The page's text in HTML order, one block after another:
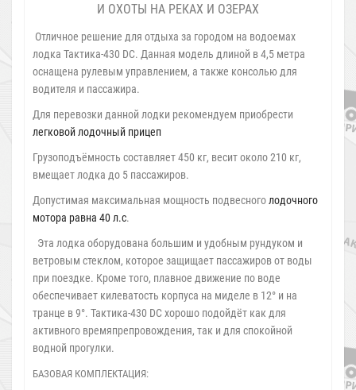
И ОХОТЫ НА РЕКАХ И ОЗЕРАХ
Отличное решение для отдыха за городом на водоемах
лодка Тактика-430 DC. Данная модель длиной в 4,5 метра
оснащена рулевым управлением, а также консолью для
водителя и пассажира.
Для перевозки данной лодки рекомендуем приобрести
легковой лодочный прицеп
Грузоподъёмность составляет 450 кг, весит около 210 кг,
вмещает лодка до 5 пассажиров.
Допустимая максимальная мощность подвесного лодочного
мотора равна 40 л.с.
Эта лодка оборудована большим и удобным рундуком и
ветровым стеклом, которое защищает пассажиров от воды
при поездке. Кроме того, плавное движение по воде
обеспечивает килеватость корпуса на миделе в 12° и на
транце в 9°. Тактика-430 DC хорошо подойдёт как для
активного времяпрепровождения, так и для спокойной
водной прогулки.
БАЗОВАЯ КОМПЛЕКТАЦИЯ: